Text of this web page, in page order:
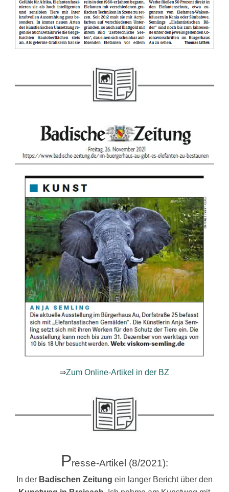
⇒Zum Online-Artikel in der BZ
Presse-Artikel (8/2021):
In der Badischen Zeitung ein langer Bericht über den